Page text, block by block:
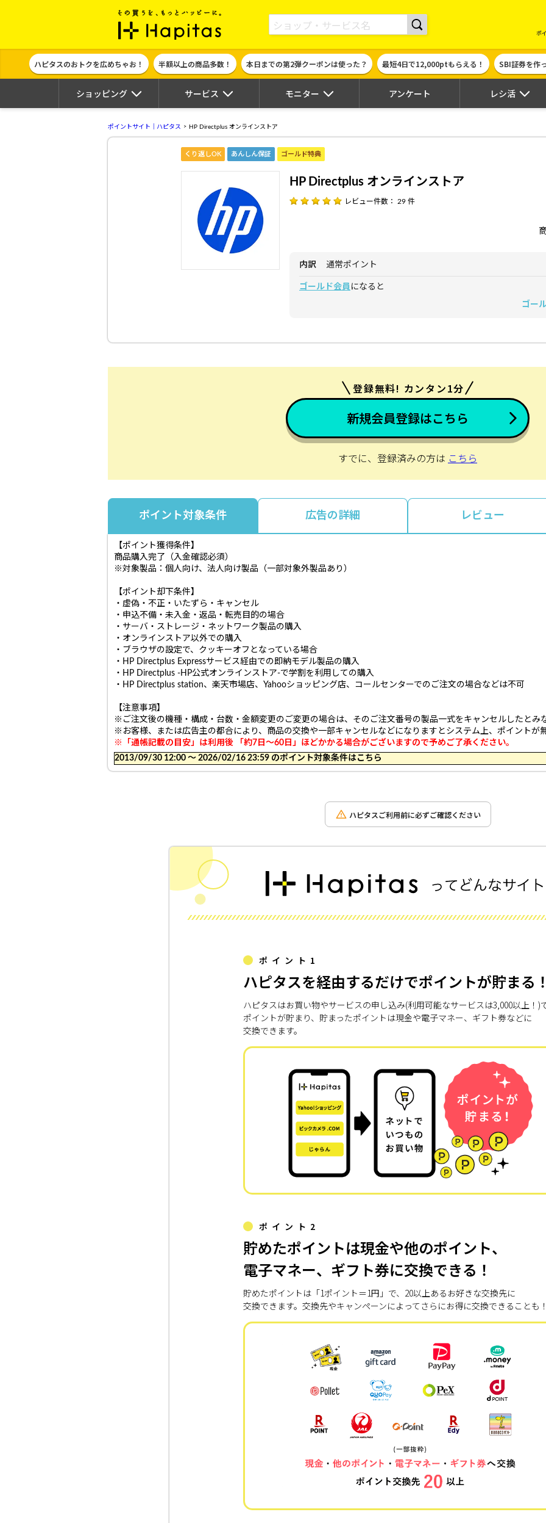
ポイント貯めて現金やギフト券に交換できるポイントサイト | ハピタス
ポ
ハピタスのおトクを広めちゃお！ 半額以上の商品多数！ 本日までの第2弾クーポンは使った？ 最短4日で12,000ptもらえる！ SBI証券を作
ショッピング サービス モニター アンケート レシ活
ポイントサイト｜ハピタス HP Directplus オンラインストア
くり返しOK あんしん保証 ゴールド特典
HP Directplus オンラインストア
レビュー件数： 29 件
内訳 通常ポイント
ゴールド会員 になると
ゴー
登録無料! カンタン1分
新規会員登録はこちら
すでに、登録済みの方は こちら
ポイント対象条件 広告の詳細 レビュー
【ポイント獲得条件】
商品購入完了（入金確認必須）
※対象製品：個人向け、法人向け製品（一部対象外製品あり）
【ポイント却下条件】
・虚偽・不正・いたずら・キャンセル
・申込不備・未入金・返品・転売目的の場合
・サーバ・ストレージ・ネットワーク製品の購入
・オンラインストア以外での購入
・ブラウザの設定で、クッキーオフとなっている場合
・HP Directplus Expressサービス経由での即納モデル製品の購入
・HP Directplus -HP公式オンラインストア-で学割を利用しての購入
・HP Directplus station、楽天市場店、Yahooショッピング店、コールセンターでのご注文の場合などは不可
【注意事項】
※ご注文後の機種・構成・台数・金額変更のご変更の場合は、そのご注文番号の製品一式をキャンセルしたとみ
※お客様、または広告主の都合により、商品の交換や一部キャンセルなどになりますとシステム上、ポイントが
※「通帳記載の目安」は利用後 「約7日～60日」ほどかかる場合がございますので予めご了承ください。
2013/09/30 12:00 〜 2026/02/16 23:59 のポイント対象条件はこちら
ハピタスご利用前に必ずご確認ください
ポイント1
ハピタスを経由するだけでポイントが貯まる
ハピタスはお買い物やサービスの申し込み(利用可能なサービスは3,000以上！)
ポイントが貯まり、貯まったポイントは現金や電子マネー、ギフト券などに
交換できます。
ポイント2
貯めたポイントは現金や他のポイント、
電子マネー、ギフト券に交換できる！
貯めたポイントは「1ポイント＝1円」で、20以上あるお好きな交換先に
交換できます。交換先やキャンペーンによってさらにお得に交換できることも